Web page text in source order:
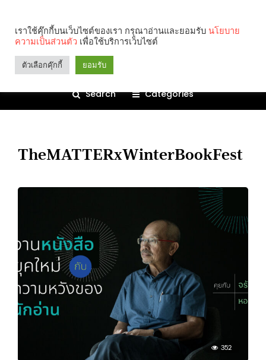
Search Categories
TheMATTERxWinterBookFest
352
เราใช้คุ๊กกี้บนเว็บไซต์ของเรา กรุณาอ่านและยอมรับ นโยบาย
ความเป็นส่วนตัว เพื่อใช้บริการเว็บไซต์
ตัวเลือกคุ๊กกี้ ยอมรับ